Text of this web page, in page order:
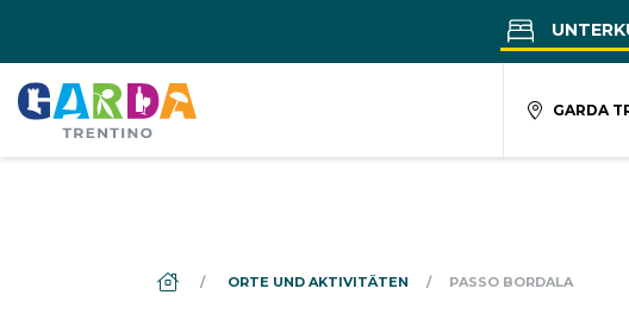
GARDA
DS_BREADCRUMB.HOME
ORTE UND AKTIVITÄTEN PASSO BORDALA